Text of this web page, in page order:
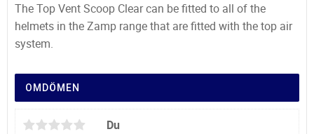
The Top Vent Scoop Clear can be fitted to all of the
helmets in the Zamp range that are fitted with the top air
system.
OMDÖMEN
Du